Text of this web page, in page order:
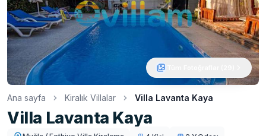
Ana sayfa Kiralık Villalar Villa Lavanta Kaya
Villa Lavanta Kaya